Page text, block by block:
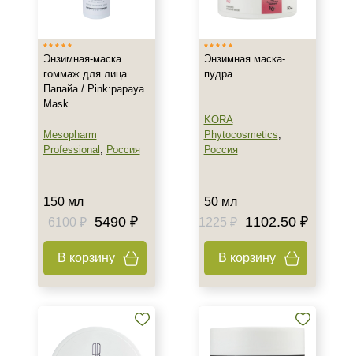
Время применения
Вечер
Лето
Для женщин
Процедура
Биоревитализация
Демакияж
Мезотерапия
Показать еще
SPF 30
Энзимная-маска
гоммаж для лица
Папайа / Pink:papaya
Mask
Mesopharm
Professional , Россия
150 мл
6100 ₽
5490 ₽
В корзину
Энзимная маска-
пудра
KORA
Phytocosmetics,
Россия
50 мл
1225 ₽
1102.50 ₽
В корзину